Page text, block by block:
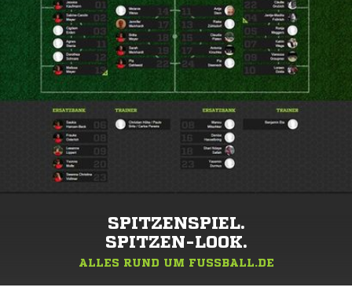
SPITZENSPIEL.
SPITZEN-LOOK.
ALLES RUND UM FUSSBALL.DE